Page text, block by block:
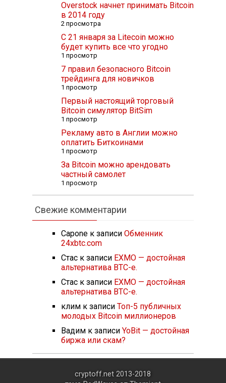
Overstock начнет принимать Bitcoin
в 2014 году
2 просмотра
С 21 января за Litecoin можно
будет купить все что угодно
1 просмотр
7 правил безопасного Bitcoin
трейдинга для новичков
1 просмотр
Первый настоящий торговый
Bitcoin симулятор BitSim
1 просмотр
Рекламу авто в Англии можно
оплатить Биткоинами
1 просмотр
За Bitcoin можно арендовать
частный самолет
1 просмотр
Свежие комментарии
Caponeк записи Обменник
24xbtc.com
Стаск записи EXMO — достойная
альтернатива BTC-e.
Стаск записи EXMO — достойная
альтернатива BTC-e.
климк записи Топ-5 публичных
молодых Bitcoin миллионеров
Вадимк записи YoBit — достойная
биржа или скам?
cryptoff.net 2013-2018